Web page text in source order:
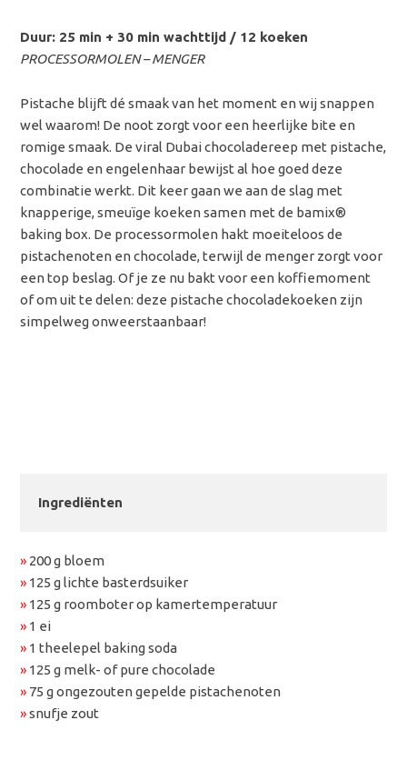
Duur: 25 min + 30 min wachttijd / 12 koeken
PROCESSORMOLEN – MENGER
Pistache blijft dé smaak van het moment en wij snappen
wel waarom! De noot zorgt voor een heerlijke bite en
romige smaak. De viral Dubai chocoladereep met pistache,
chocolade en engelenhaar bewijst al hoe goed deze
combinatie werkt. Dit keer gaan we aan de slag met
knapperige, smeuïge koeken samen met de bamix®
baking box. De processormolen hakt moeiteloos de
pistachenoten en chocolade, terwijl de menger zorgt voor
een top beslag. Of je ze nu bakt voor een koffiemoment
of om uit te delen: deze pistache chocoladekoeken zijn
simpelweg onweerstaanbaar!
Ingrediënten
» 200 g bloem
» 125 g lichte basterdsuiker
» 125 g roomboter op kamertemperatuur
» 1 ei
» 1 theelepel baking soda
» 125 g melk- of pure chocolade
» 75 g ongezouten gepelde pistachenoten
»snufje zout